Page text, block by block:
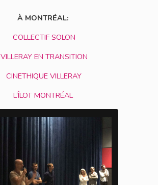
À MONTRÉAL:
COLLECTIF SOLON
VILLERAY EN TRANSITION
CINETHIQUE VILLERAY
L’ÎLOT MONTRÉAL